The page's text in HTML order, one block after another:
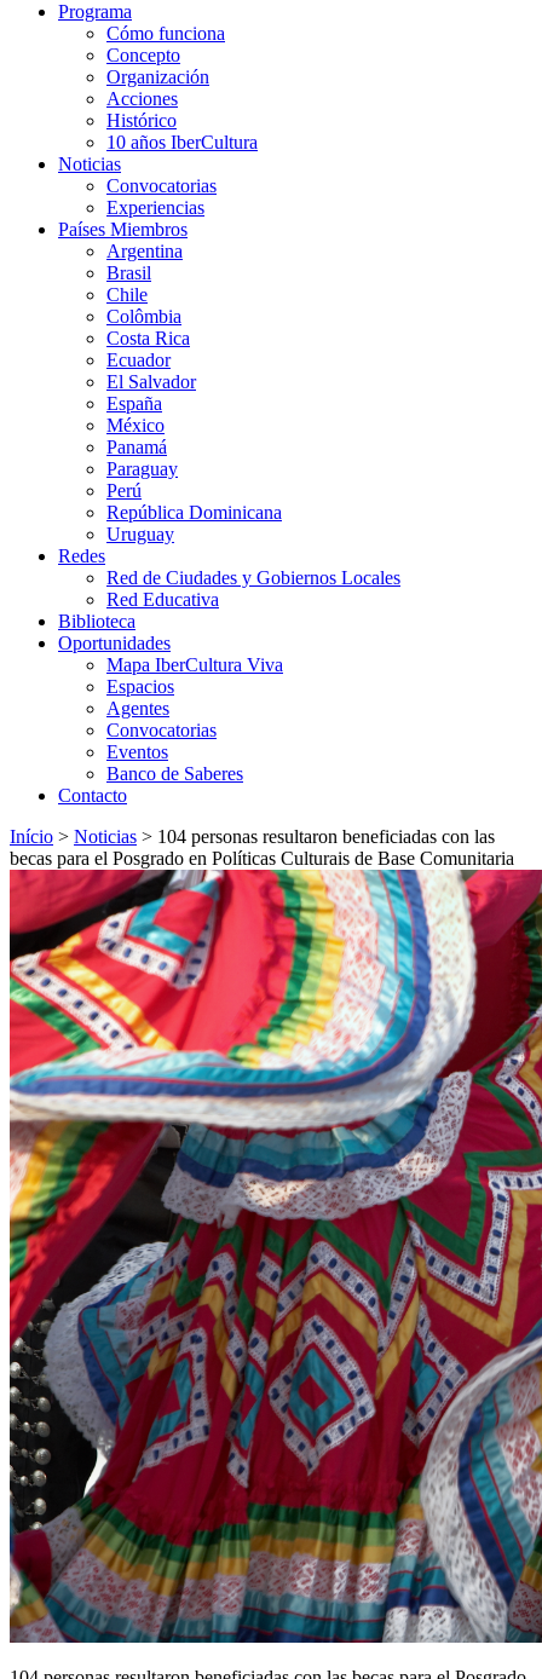
Programa
Cómo funciona
Concepto
Organización
Acciones
Histórico
10 años IberCultura
Noticias
Convocatorias
Experiencias
Países Miembros
Argentina
Brasil
Chile
Colômbia
Costa Rica
Ecuador
El Salvador
España
México
Panamá
Paraguay
Perú
República Dominicana
Uruguay
Redes
Red de Ciudades y Gobiernos Locales
Red Educativa
Biblioteca
Oportunidades
Mapa IberCultura Viva
Espacios
Agentes
Convocatorias
Eventos
Banco de Saberes
Contacto
Início > Noticias > 104 personas resultaron beneficiadas con las
becas para el Posgrado en Políticas Culturais de Base Comunitaria